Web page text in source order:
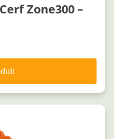
Zone300 –